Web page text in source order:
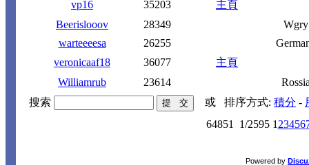
vp16
35203
主頁
Beerislooov
28349
Wgry
warteeeesa
26255
veronicaaf18
36077
主頁
Williamrub
23614
搜索
或 排序方式: 積分 -
64851
1/2595 1 23456
Powered by